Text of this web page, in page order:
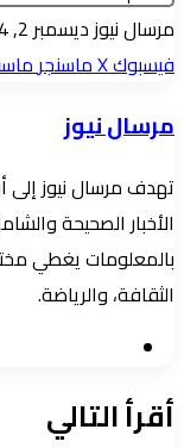
مرسال نيوزأرسل
بريدا
ديسمبر 2, 2024
فيسبوك‫Xماسنجر
مرسال نيوز
تهدف مرسال نيوز إلى
الأخبار الصحيحة
بالمعلومات يغطي
الثقافة، والرياضة.
أقرأ التالي